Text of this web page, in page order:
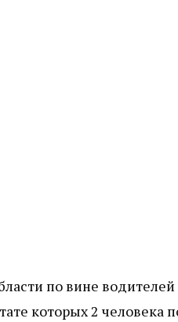
по вине водителей
которых 2 человека